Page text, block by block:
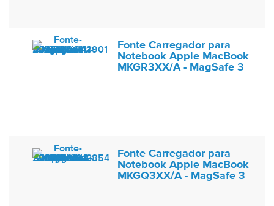
Fonte Carregador para
Notebook Apple MacBook
MKGR3XX/A - MagSafe 3
Fonte Carregador para
Notebook Apple MacBook
MKGQ3XX/A - MagSafe 3